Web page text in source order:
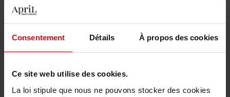
Consentement Détails À propos des cookies
Ce site web utilise des cookies.
La loi stipule que nous ne pouvons stocker des cookies
En stock
Ajouter au panier
Livraison gratuite à partir de 50€
Retour gratuit dans votre magasin